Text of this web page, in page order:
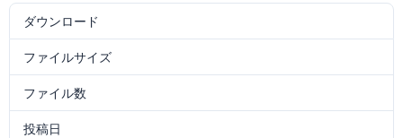
ダウンロード
ファイルサイズ
ファイル数
投稿日